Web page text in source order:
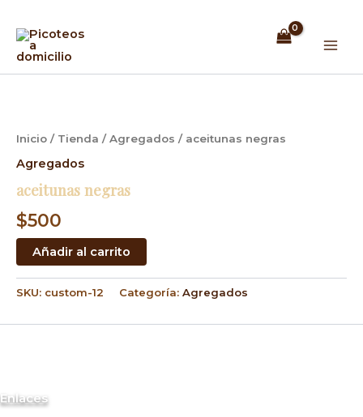
contenido
Inicio / Tienda /Agregados / aceitunas negras
Agregados
aceitunas negras
$500
Añadir al carrito
SKU: custom-12 Categoría: Agregados
Enlaces